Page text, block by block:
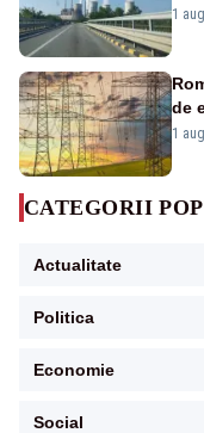
de
1
de
1
CATEGORII
Actualitate
Politica
Economie
Social